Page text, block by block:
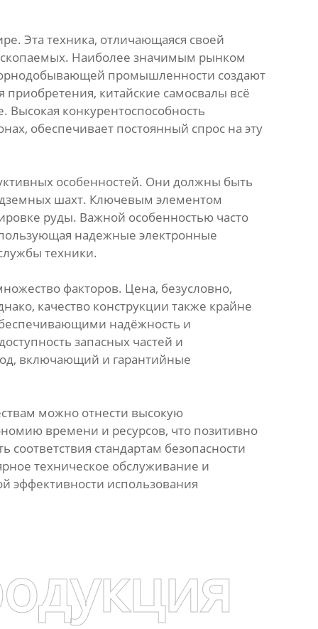
Эта техника, отличающаяся своей
Наиболее значимым рынком
промышленности создают
китайские самосвалы всё
Высокая конкурентоспособность
обеспечивает постоянный спрос на эту
особенностей. Они должны быть
шахт. Ключевым элементом
руды. Важной особенностью часто
надежные электронные
техники.
факторов. Цена, безусловно,
качество конструкции также крайне
надёжность и
запасных частей и
включающий и гарантийные
можно отнести высокую
времени и ресурсов, что позитивно
стандартам безопасности
техническое обслуживание и
эффективности использования